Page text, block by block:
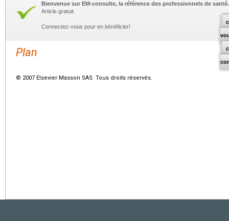
Bienvenue sur EM-consulte, la référence des professionnels de santé.
Article gratuit.
Connectez-vous pour en bénéficier!
Plan
© 2007 Elsevier Masson SAS. Tous droits réservés.